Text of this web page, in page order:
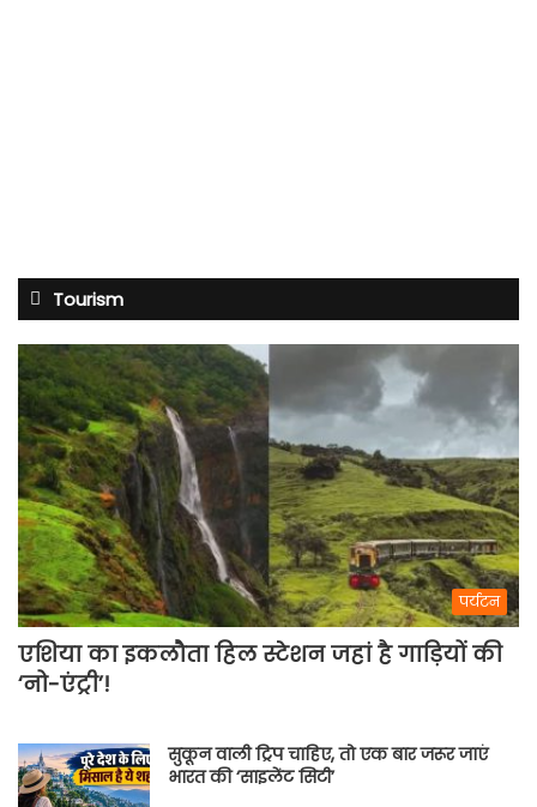
Tourism
पर्यटन
एशिया का इकलौता हिल स्टेशन जहां है गाड़ियों की
‘नो-एंट्री’!
सुकून वाली ट्रिप चाहिए, तो एक बार जरूर जाएं
भारत की ‘साइलेंट सिटी’